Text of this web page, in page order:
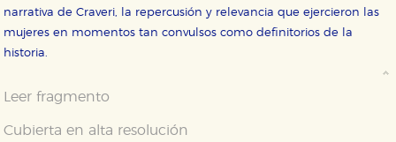
narrativa de Craveri, la repercusión y relevancia que ejercieron las
mujeres en momentos tan convulsos como definitorios de la
historia.
Leer fragmento
Cubierta en alta resolución